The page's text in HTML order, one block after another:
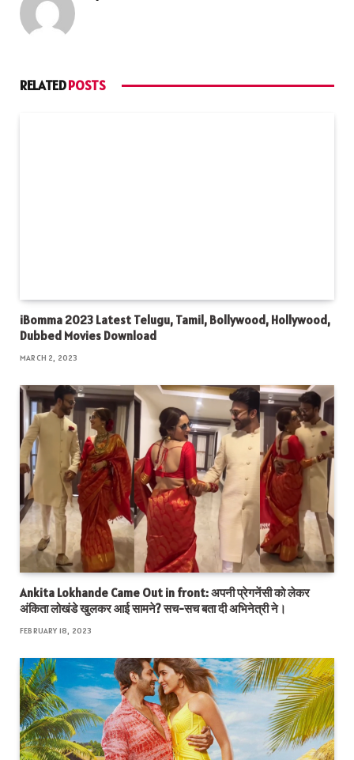
RELATEDPOSTS
iBomma 2023 Latest Telugu, Tamil, Bollywood, Hollywood,
Dubbed Movies Download
MARCH 2, 2023
Ankita Lokhande Came Out in front: अपनी प्रेगनेंसी को लेकर
अंकिता लोखंडे खुलकर आई सामने? सच-सच बता दी अभिनेत्री ने।
FEBRUARY 18, 2023